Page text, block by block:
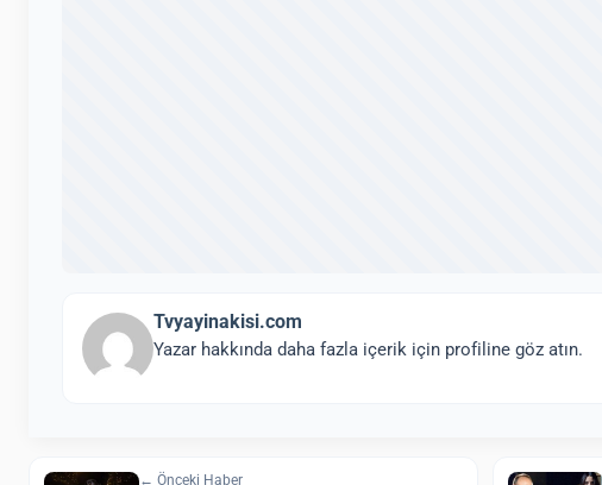
Tvyayinakisi.com
Yazar hakkında daha fazla içerik için profiline göz atın.
← Önceki Haber